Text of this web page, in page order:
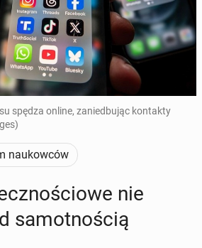
spędza online, zaniedbując kontakty
naukowców
nie
sa­mot­no­ścią